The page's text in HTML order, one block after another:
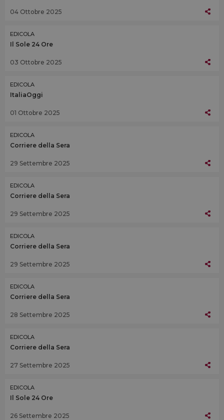
04 Ottobre 2025
EDICOLA
Il Sole 24 Ore
03 Ottobre 2025
EDICOLA
ItaliaOggi
01 Ottobre 2025
EDICOLA
Corriere della Sera
29 Settembre 2025
EDICOLA
Corriere della Sera
29 Settembre 2025
EDICOLA
Corriere della Sera
29 Settembre 2025
EDICOLA
Corriere della Sera
28 Settembre 2025
EDICOLA
Corriere della Sera
27 Settembre 2025
EDICOLA
Il Sole 24 Ore
26 Settembre 2025